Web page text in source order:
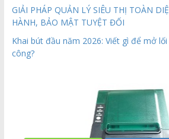
GIẢI PHÁP QUẢN LÝ SIÊU THỊ TOÀN
HÀNH, BẢO MẬT TUYỆT ĐỐI
Khai bút đầu năm 2026: Viết gì để mở
công?